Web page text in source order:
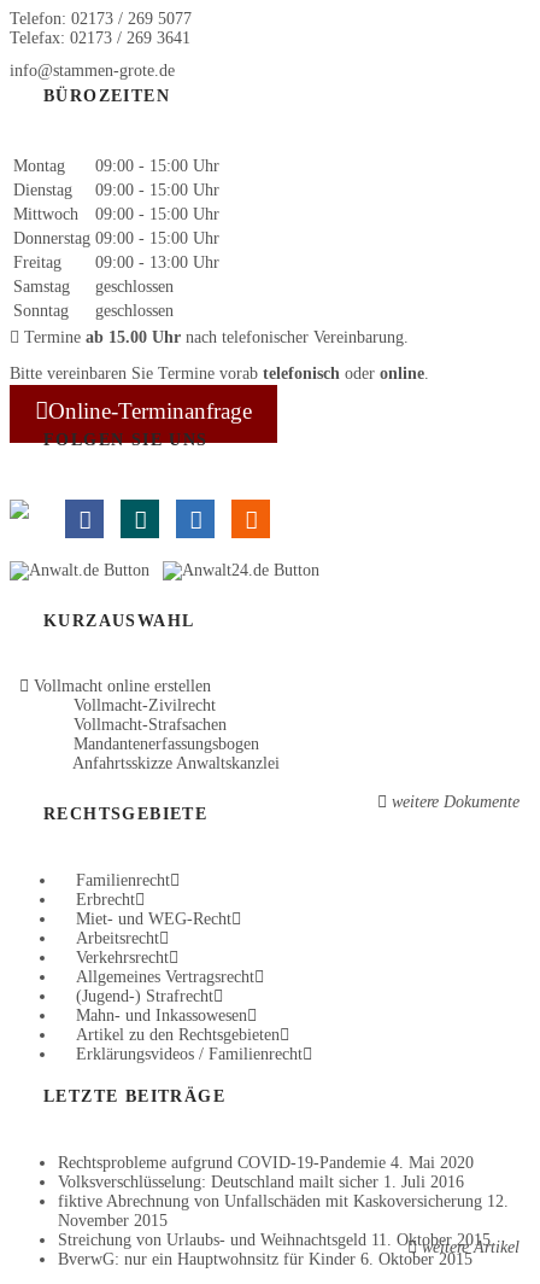
Telefon: 02173 / 269 5077
Telefax: 02173 / 269 3641
info@stammen-grote.de
BÜROZEITEN
Montag
09:00 - 15:00 Uhr
Dienstag
09:00 - 15:00 Uhr
Mittwoch
09:00 - 15:00 Uhr
Donnerstag 09:00 - 15:00 Uhr
Freitag
09:00 - 13:00 Uhr
Samstag
geschlossen
Sonntag
geschlossen
Termine ab 15.00 Uhr nach telefonischer Vereinbarung.
Bitte vereinbaren Sie Termine vorab telefonisch oder online.
Online-Terminanfrage
FOLGEN SIE UNS
KURZAUSWAHL
Vollmacht online erstellen
Vollmacht-Zivilrecht
Vollmacht-Strafsachen
Mandantenerfassungsbogen
Anfahrtsskizze Anwaltskanzlei
weitere Dokumente
RECHTSGEBIETE
Familienrecht
Erbrecht
Miet- und WEG-Recht
Arbeitsrecht
Verkehrsrecht
Allgemeines Vertragsrecht
(Jugend-) Strafrecht
Mahn- und Inkassowesen
Artikel zu den Rechtsgebieten
Erklärungsvideos / Familienrecht
LETZTE BEITRÄGE
Rechtsprobleme aufgrund COVID-19-Pandemie 4. Mai 2020
Volksverschlüsselung: Deutschland mailt sicher 1. Juli 2016
fiktive Abrechnung von Unfallschäden mit Kaskoversicherung 12.
November 2015
Streichung von Urlaubs- und Weihnachtsgeld 11. Oktober 2015
BverwG: nur ein Hauptwohnsitz für Kinder 6. Oktober 2015
weitere Artikel